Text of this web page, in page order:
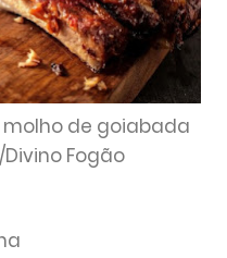
de goiabada
Fogão